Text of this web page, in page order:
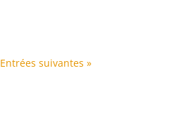
Entrées suivantes »